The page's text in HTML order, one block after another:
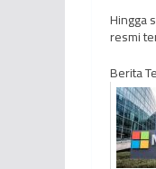
Hingga
resmi
Berita